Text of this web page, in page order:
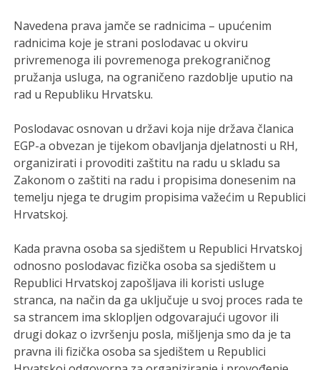
Navedena prava jamče se radnicima – upućenim
radnicima koje je strani poslodavac u okviru
privremenoga ili povremenoga prekograničnog
pružanja usluga, na ograničeno razdoblje uputio na
rad u Republiku Hrvatsku.
Poslodavac osnovan u državi koja nije država članica
EGP-a obvezan je tijekom obavljanja djelatnosti u RH,
organizirati i provoditi zaštitu na radu u skladu sa
Zakonom o zaštiti na radu i propisima donesenim na
temelju njega te drugim propisima važećim u Republici
Hrvatskoj.
Kada pravna osoba sa sjedištem u Republici Hrvatskoj
odnosno poslodavac fizička osoba sa sjedištem u
Republici Hrvatskoj zapošljava ili koristi usluge
stranca, na način da ga uključuje u svoj proces rada te
sa strancem ima sklopljen odgovarajući ugovor ili
drugi dokaz o izvršenju posla, mišljenja smo da je ta
pravna ili fizička osoba sa sjedištem u Republici